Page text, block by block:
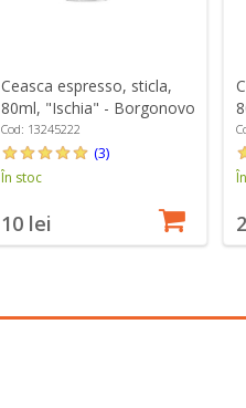
Ceasca espresso, sticla,
80ml, "Ischia" - Borgonovo
Cod: 13245222
(3)
În stoc
10 lei